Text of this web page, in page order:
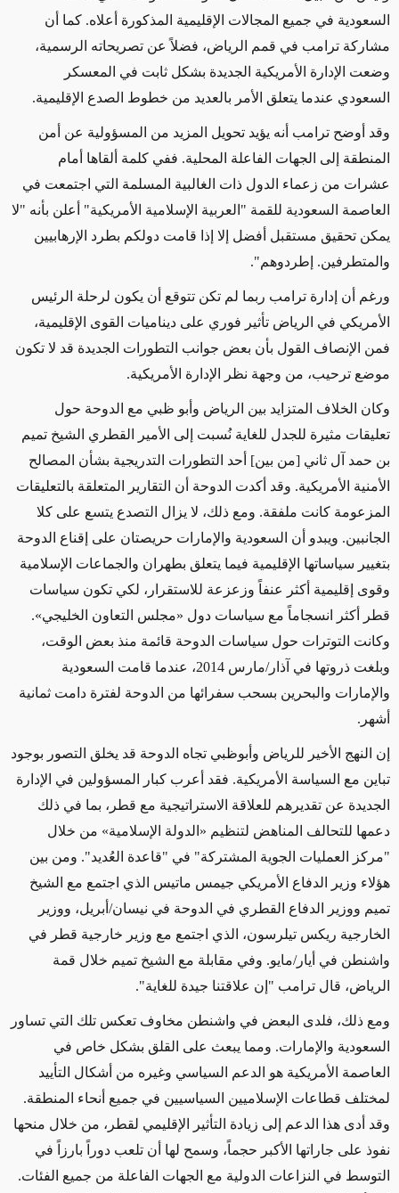
السعودية في جميع المجالات الإقليمية المذكورة أعلاه. كما أن
مشاركة ترامب في قمم الرياض، فضلاً عن تصريحاته الرسمية،
وضعت الإدارة الأمريكية الجديدة بشكل ثابت في المعسكر
السعودي عندما يتعلق الأمر بالعديد من خطوط الصدع الإقليمية.
وقد أوضح ترامب أنه يؤيد تحويل المزيد من المسؤولية عن أمن
المنطقة إلى الجهات الفاعلة المحلية. ففي كلمة ألقاها أمام
عشرات من زعماء الدول ذات الغالبية المسلمة التي اجتمعت في
العاصمة السعودية للقمة "العربية الإسلامية الأمريكية" أعلن بأنه "لا
يمكن تحقيق مستقبل أفضل إلا إذا قامت دولكم بطرد الإرهابيين
والمتطرفين. إطردوهم".
ورغم أن إدارة ترامب ربما لم تكن تتوقع أن يكون لرحلة الرئيس
الأمريكي في الرياض تأثير فوري على ديناميات القوى الإقليمية،
فمن الإنصاف القول بأن بعض جوانب التطورات الجديدة قد لا تكون
موضع ترحيب، من وجهة نظر الإدارة الأمريكية.
وكان الخلاف المتزايد بين الرياض وأبو ظبي مع الدوحة حول
تعليقات مثيرة للجدل للغاية نُسبت إلى الأمير القطري الشيخ تميم
بن حمد آل ثاني [من بين] أحد التطورات التدريجية بشأن المصالح
الأمنية الأمريكية. وقد أكدت الدوحة أن التقارير المتعلقة بالتعليقات
المزعومة كانت ملفقة. ومع ذلك، لا يزال التصدع يتسع على كلا
الجانبين. ويبدو أن السعودية والإمارات حريصتان على إقناع الدوحة
بتغيير سياساتها الإقليمية فيما يتعلق بطهران والجماعات الإسلامية
وقوى إقليمية أكثر عنفاً وزعزعة للاستقرار، لكي تكون سياسات
قطر أكثر انسجاماً مع سياسات دول «مجلس التعاون الخليجي».
وكانت التوترات حول سياسات الدوحة قائمة منذ بعض الوقت،
وبلغت ذروتها في آذار/مارس 2014، عندما قامت السعودية
والإمارات والبحرين بسحب سفرائها من الدوحة لفترة دامت ثمانية
أشهر.
إن النهج الأخير للرياض وأبوظبي تجاه الدوحة قد يخلق التصور بوجود
تباين مع السياسة الأمريكية. فقد أعرب كبار المسؤولين في الإدارة
الجديدة عن تقديرهم للعلاقة الاستراتيجية مع قطر، بما في ذلك
دعمها للتحالف المناهض لتنظيم «الدولة الإسلامية» من خلال
"مركز العمليات الجوية المشتركة" في "قاعدة العُديد". ومن بين
هؤلاء وزير الدفاع الأمريكي جيمس ماتيس الذي اجتمع مع الشيخ
تميم ووزير الدفاع القطري في الدوحة في نيسان/أبريل، ووزير
الخارجية ريكس تيلرسون، الذي اجتمع مع وزير خارجية قطر في
واشنطن في أيار/مايو. وفي مقابلة مع الشيخ تميم خلال قمة
الرياض، قال ترامب "إن علاقتنا جيدة للغاية".
ومع ذلك، فلدى البعض في واشنطن مخاوف تعكس تلك التي تساور
السعودية والإمارات. ومما يبعث على القلق بشكل خاص في
العاصمة الأمريكية هو الدعم السياسي وغيره من أشكال التأييد
لمختلف قطاعات الإسلاميين السياسيين في جميع أنحاء المنطقة.
وقد أدى هذا الدعم إلى زيادة التأثير الإقليمي لقطر، من خلال منحها
نفوذ على جاراتها الأكبر حجماً، وسمح لها أن تلعب دوراً بارزاً في
التوسط في النزاعات الدولية مع الجهات الفاعلة من جميع الفئات.